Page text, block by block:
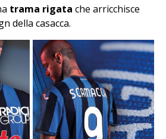
trama rigata che arricchisce
della casacca.